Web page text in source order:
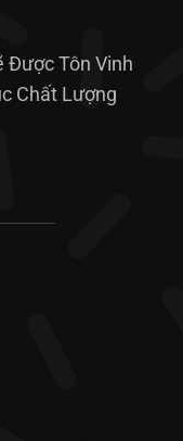
Được Tôn Vinh
Chất Lượng